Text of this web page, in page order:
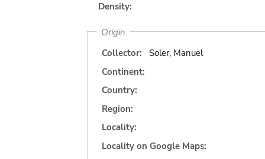
Density:
Origin
Collector:
Soler, Manuel
Continent:
Country:
Region:
Locality:
Locality on Google Maps: